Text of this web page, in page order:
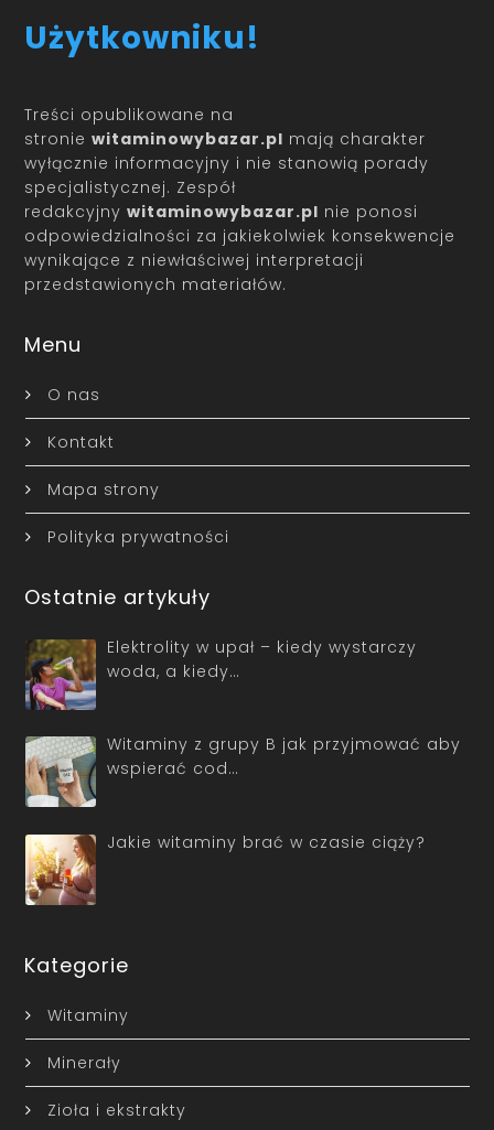
Użytkowniku!
Treści opublikowane na
stroniewitaminowybazar.pl mają charakter
wyłącznie informacyjny i nie stanowią porady
specjalistycznej. Zespół
redakcyjnywitaminowybazar.pl nie ponosi
odpowiedzialności za jakiekolwiek konsekwencje
wynikające z niewłaściwej interpretacji
przedstawionych materiałów.
Menu
O nas
Kontakt
Mapa strony
Polityka prywatności
Ostatnie artykuły
Elektrolity w upał – kiedy wystarczy
woda, a kiedy…
Witaminy z grupy B jak przyjmować aby
wspierać cod…
Jakie witaminy brać w czasie ciąży?
Kategorie
Witaminy
Minerały
Zioła i ekstrakty